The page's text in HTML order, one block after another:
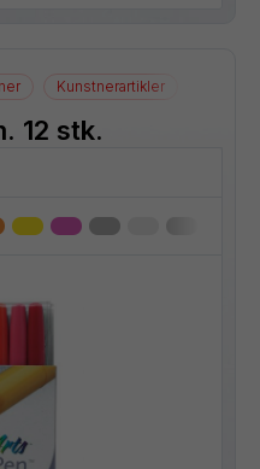
Kunstnerartikler
12 stk.